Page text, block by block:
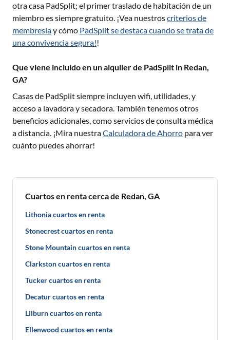
otra casa PadSplit; el primer traslado de habitación de un
miembro es siempre gratuito. ¡Vea nuestroscriterios de
membresíay cómo PadSplit se destaca cuando se trata de
una convivencia segura!!
Que viene incluido en un alquiler de PadSplit in Redan,
GA?
Casas de PadSplit siempre incluyen wifi, utilidades, y
acceso a lavadora y secadora. También tenemos otros
beneficios adicionales, como servicios de consulta médica
a distancia. ¡Mira nuestraCalculadora de Ahorro para ver
cuánto puedes ahorrar!
Cuartos en renta cerca de Redan, GA
Lithonia cuartos en renta
Stonecrest cuartos en renta
Stone Mountain cuartos en renta
Clarkston cuartos en renta
Tucker cuartos en renta
Decatur cuartos en renta
Lilburn cuartos en renta
Ellenwood cuartos en renta